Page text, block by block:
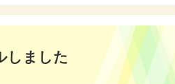
しました